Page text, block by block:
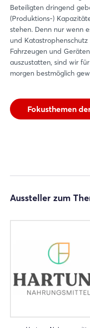
Beteiligten dringend
(Produktions-)
stehen. Denn nur wenn
und
Fahrzeugen und
auszustatten, sind wir
morgen bestmöglich
Fokusthemen
Aussteller zum
Login